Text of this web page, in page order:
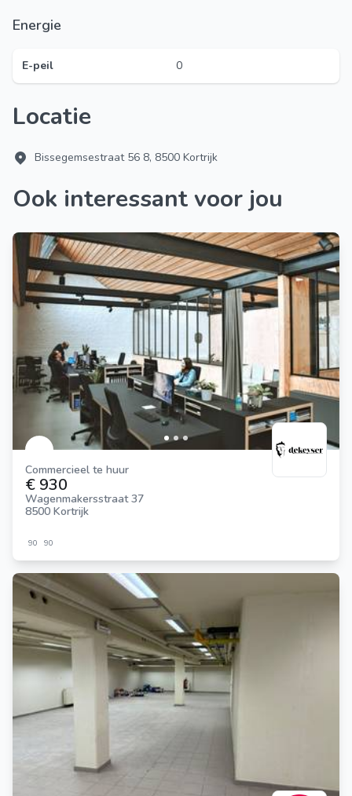
Energie
E-peil 0
Locatie
Bissegemsestraat 56 8, 8500 Kortrijk
Ook interessant voor jou
Commercieel te huur
€ 930
Wagenmakersstraat 37
8500 Kortrijk
90 90